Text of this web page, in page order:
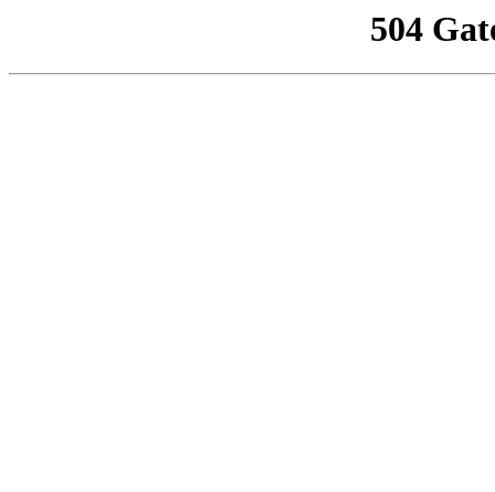
504